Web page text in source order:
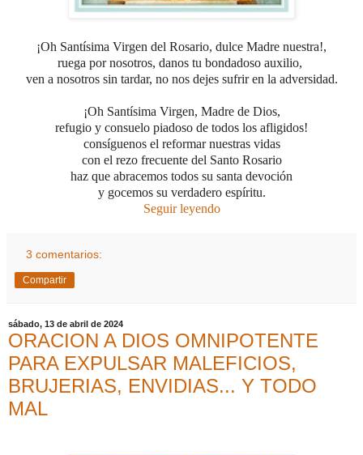
¡Oh Santísima Virgen del Rosario, dulce Madre nuestra!,
ruega por nosotros, danos tu bondadoso auxilio,
ven a nosotros sin tardar, no nos dejes sufrir en la adversidad.
¡Oh Santísima Virgen, Madre de Dios,
refugio y consuelo piadoso de todos los afligidos!
consíguenos el reformar nuestras vidas
con el rezo frecuente del Santo Rosario
haz que abracemos todos su santa devoción
y gocemos su verdadero espíritu.
Seguir leyendo
3 comentarios:
Compartir
sábado, 13 de abril de 2024
ORACION A DIOS OMNIPOTENTE
PARA EXPULSAR MALEFICIOS,
BRUJERIAS, ENVIDIAS... Y TODO
MAL